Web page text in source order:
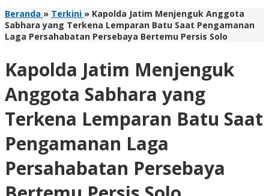
Beranda » Terkini » Kapolda Jatim Menjenguk Anggota
Sabhara yang Terkena Lemparan Batu Saat Pengamanan
Laga Persahabatan Persebaya Bertemu Persis Solo
Kapolda Jatim Menjenguk
Anggota Sabhara yang
Terkena Lemparan Batu Saat
Pengamanan Laga
Persahabatan Persebaya